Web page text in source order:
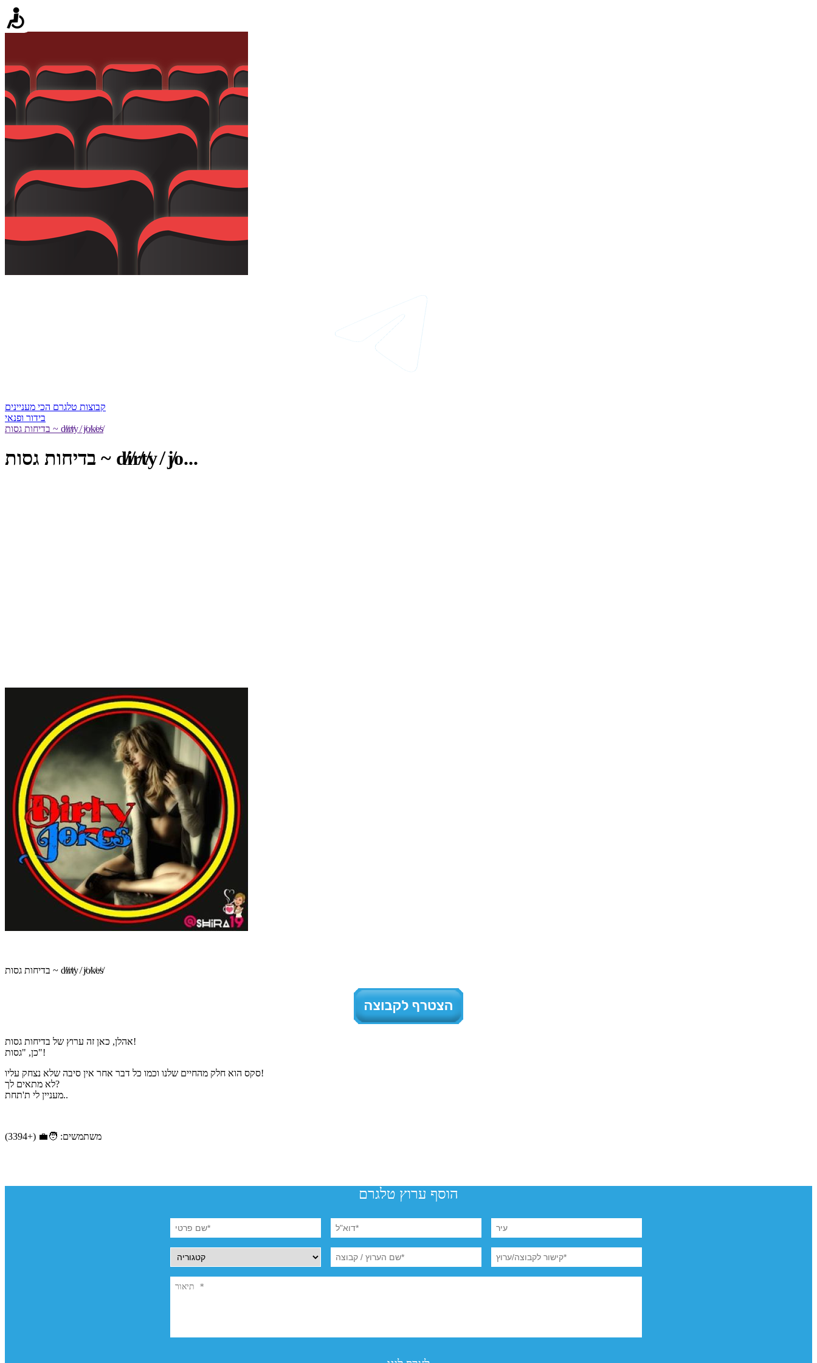
קבוצות טלגרם הכי מעניינים
בידור ופנאי
בדיחות גסות ~ d̸i̸r̸t̸y ̸ j̸o̸k̸e̸s̸
בדיחות גסות ~ d̸i̸r̸t̸y ̸ j̸o...
בדיחות גסות ~ d̸i̸r̸t̸y ̸ j̸o̸k̸e̸s̸
אהלן, כאן זה ערוץ של בדיחות גסות!
כן, "גסות"!
סקס הוא חלק מהחיים שלנו וכמו כל דבר אחר אין סיבה שלא נצחק עליו!
לא מתאים לך?
מעניין לי ת'תחת..
משתמשים: 🧑‍💼 (+3394)
הוסף ערוץ טלגרם